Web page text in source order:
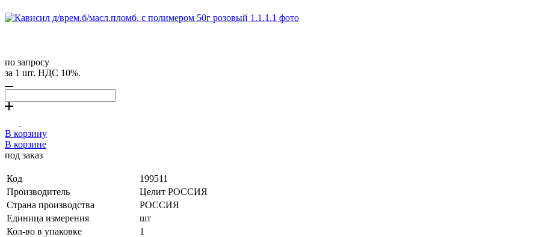
по запросу
за 1 шт. НДС 10%.
В корзину
В корзине
под заказ
Код
199511
Производитель
Целит РОССИЯ
Страна производства
РОССИЯ
Единица измерения
шт
Кол-во в упаковке
1